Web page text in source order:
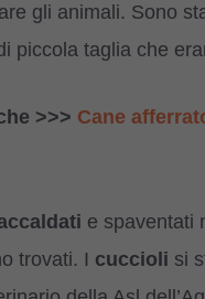
gli animali. Sono
piccola taglia che
>>> Cane
e spaventati
trovati. I cuccioli si